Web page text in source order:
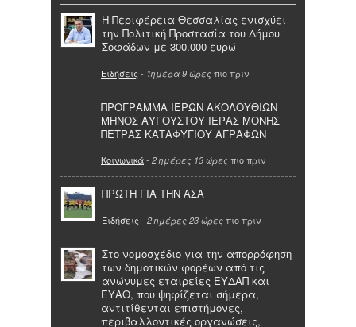
Η Περιφέρεια Θεσσαλίας ενισχύει
την Πολιτική Προστασία του Δήμου
Σοφάδων με 300.000 ευρώ
Ειδήσεις - 1ημέρα 9 ώρες πιο πριν
ΠΡΟΓΡΑΜΜΑ ΙΕΡΩΝ ΑΚΟΛΟΥΘΙΩΝ
ΜΗΝΟΣ ΑΥΓΟΥΣΤΟΥ ΙΕΡΑΣ ΜΟΝΗΣ
ΠΕΤΡΑΣ ΚΑΤΑΦΥΓΙΟΥ ΑΓΡΑΦΩΝ
Κοινωνικά- 2 ημέρες 13 ώρες πιο πριν
ΠΡΩΤΗ ΓΙΑ ΤΗΝ ΑΣΑ
Ειδήσεις - 2 ημέρες 23 ώρες πιο πριν
Στο νομοσχέδιο για την απορρόφηση
των δημοτικών φορέων από τις
ανώνυμες εταιρείες ΕΥΔΑΠ και
ΕΥΑΘ, που ψηφίζεται σήμερα,
αντιτίθενται επιστήμονες,
περιβαλλοντικές οργανώσεις,